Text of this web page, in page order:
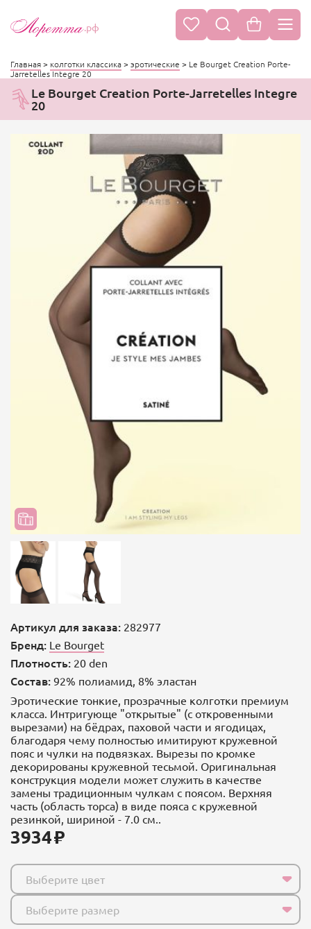
.рф
Главная> колготки классика> эротические > Le Bourget Creation Porte-
Jarretelles Integre 20
Le Bourget Creation Porte-Jarretelles Integre
20
Артикул для заказа: 282977
Бренд: Le Bourget
Плотность: 20 den
Состав: 92% полиамид, 8% эластан
Эротические тонкие, прозрачные колготки премиум
класса. Интригующе "открытые" (с откровенными
вырезами) на бёдрах, паховой части и ягодицах,
благодаря чему полностью имитируют кружевной
пояс и чулки на подвязках. Вырезы по кромке
декорированы кружевной тесьмой. Оригинальная
конструкция модели может служить в качестве
замены традиционным чулкам с поясом. Верхняя
часть (область торса) в виде пояса с кружевной
резинкой, шириной - 7.0 см..
3934
Выберите цвет
Выберите размер